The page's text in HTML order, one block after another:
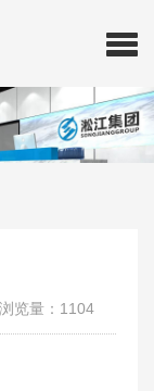
浏览量：1104